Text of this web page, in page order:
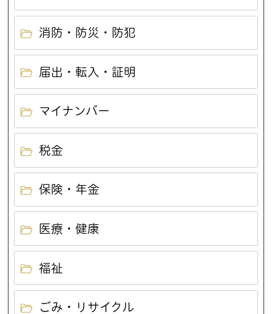
消防・防災・防犯
届出・転入・証明
マイナンバー
税金
保険・年金
医療・健康
福祉
ごみ・リサイクル